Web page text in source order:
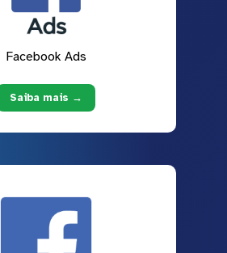
Facebook Ads
Saiba mais →